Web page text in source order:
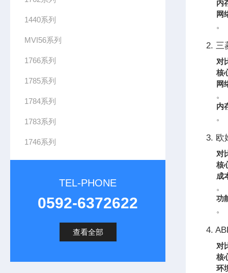
1440系列
MVI56系列
1766系列
1785系列
1784系列
1783系列
1746系列
TEL-PHONE
0592-6372622
查看全部
内
网
。
2. 三
对
核
网
。
内
。
3. 欧
对
核
成
。
功
。
4.
对
核
环